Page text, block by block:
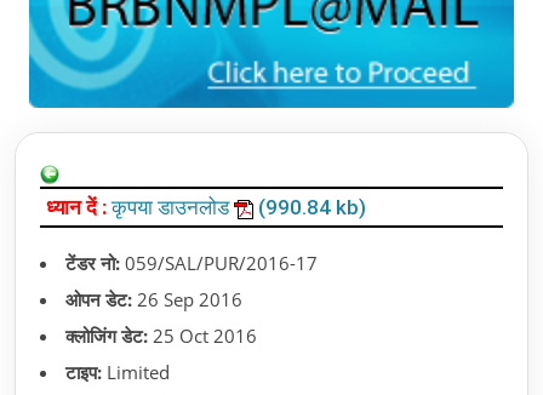
ध्यान दें :कृपया डाउनलोड (990.84 kb)
टेंडर नो: 059/SAL/PUR/2016-17
ओपन डेट: 26 Sep 2016
क्लोजिंग डेट: 25 Oct 2016
टाइप: Limited